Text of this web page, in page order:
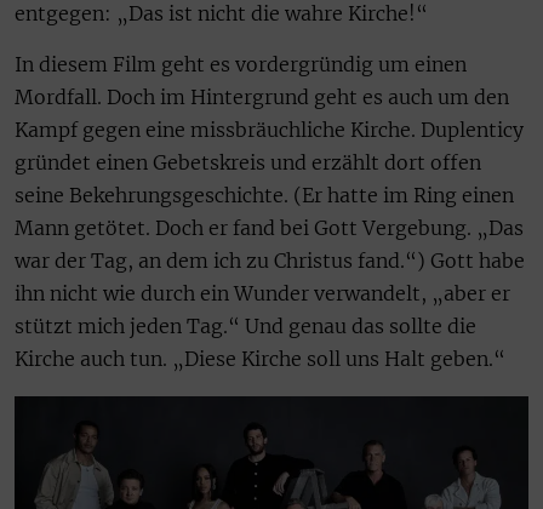
entgegen: „Das ist nicht die wahre Kirche!“
In diesem Film geht es vordergründig um einen
Mordfall. Doch im Hintergrund geht es auch um den
Kampf gegen eine missbräuchliche Kirche. Duplenticy
gründet einen Gebetskreis und erzählt dort offen
seine Bekehrungsgeschichte. (Er hatte im Ring einen
Mann getötet. Doch er fand bei Gott Vergebung. „Das
war der Tag, an dem ich zu Christus fand.“) Gott habe
ihn nicht wie durch ein Wunder verwandelt, „aber er
stützt mich jeden Tag.“ Und genau das sollte die
Kirche auch tun. „Diese Kirche soll uns Halt geben.“